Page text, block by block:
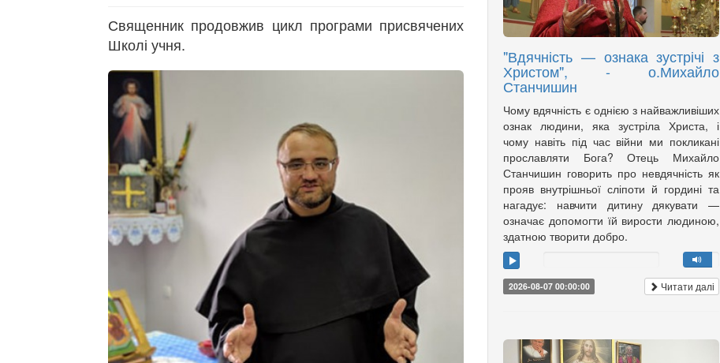
Священник продовжив цикл програми присвячених
Школі учня.
"Вдячність — ознака зустрічі з
Христом", - о.Михайло
Станчишин
Чому вдячність є однією з найважливіших
ознак людини, яка зустріла Христа, і
чому навіть під час війни ми покликані
прославляти Бога? Отець Михайло
Станчишин говорить про невдячність як
прояв внутрішньої сліпоти й гордині та
нагадує: навчити дитину дякувати —
означає допомогти їй вирости людиною,
здатною творити добро.
2026-08-07 00:00:00 Читати далі